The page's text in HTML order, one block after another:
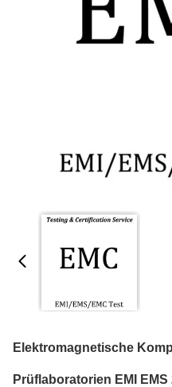
Elektromagnetische
Prüflaboratorien EMI EMS